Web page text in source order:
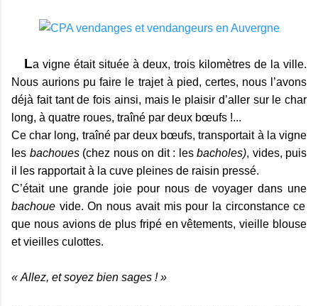
La vigne était située à deux, trois kilomètres de la ville.
Nous aurions pu faire le trajet à pied, certes, nous l’avons
déjà fait tant de fois ainsi, mais le plaisir d’aller sur le char
long, à quatre roues, traîné par deux bœufs !...
Ce char long, traîné par deux bœufs, transportait à la vigne
les bachoues (chez nous on dit : les bacholes), vides, puis
il les rapportait à la cuve pleines de raisin pressé.
C’était une grande joie pour nous de voyager dans une
bachoue vide. On nous avait mis pour la circonstance ce
que nous avions de plus fripé en vêtements, vieille blouse
et vieilles culottes.
« Allez, et soyez bien sages ! »